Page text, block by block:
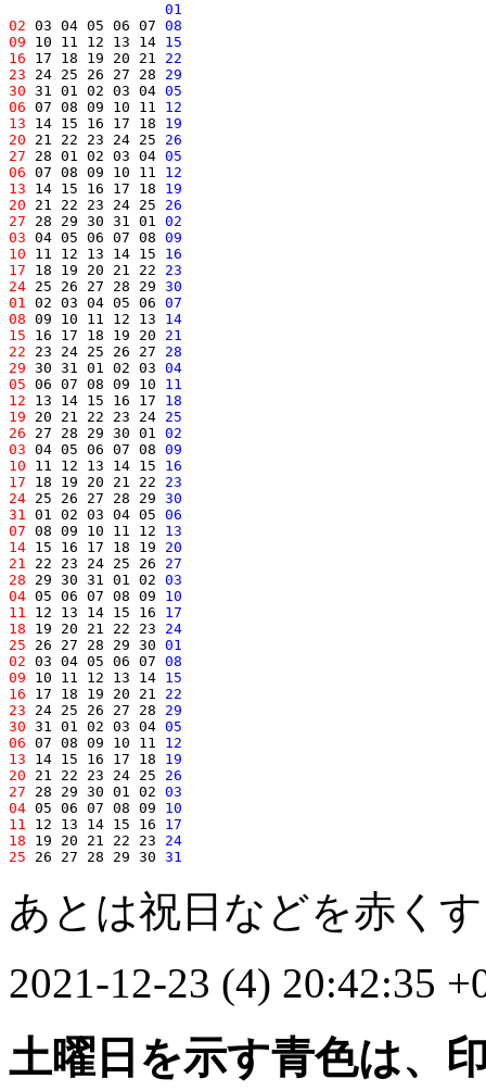
01
02 03 04 05 06 07 08
09 10 11 12 13 14 15
16 17 18 19 20 21 22
23 24 25 26 27 28 29
30 31 01 02 03 04 05
06 07 08 09 10 11 12
13 14 15 16 17 18 19
20 21 22 23 24 25 26
27 28 01 02 03 04 05
06 07 08 09 10 11 12
13 14 15 16 17 18 19
20 21 22 23 24 25 26
27 28 29 30 31 01 02
03 04 05 06 07 08 09
10 11 12 13 14 15 16
17 18 19 20 21 22 23
24 25 26 27 28 29 30
01 02 03 04 05 06 07
08 09 10 11 12 13 14
15 16 17 18 19 20 21
22 23 24 25 26 27 28
29 30 31 01 02 03 04
05 06 07 08 09 10 11
12 13 14 15 16 17 18
19 20 21 22 23 24 25
26 27 28 29 30 01 02
03 04 05 06 07 08 09
10 11 12 13 14 15 16
17 18 19 20 21 22 23
24 25 26 27 28 29 30
31 01 02 03 04 05 06
07 08 09 10 11 12 13
14 15 16 17 18 19 20
21 22 23 24 25 26 27
28 29 30 31 01 02 03
04 05 06 07 08 09 10
11 12 13 14 15 16 17
18 19 20 21 22 23 24
25 26 27 28 29 30 01
02 03 04 05 06 07 08
09 10 11 12 13 14 15
16 17 18 19 20 21 22
23 24 25 26 27 28 29
30 31 01 02 03 04 05
06 07 08 09 10 11 12
13 14 15 16 17 18 19
20 21 22 23 24 25 26
27 28 29 30 01 02 03
04 05 06 07 08 09 10
11 12 13 14 15 16 17
18 19 20 21 22 23 24
25 26 27 28 29 30 31
あとは祝日などを赤く
2021-12-23 (4) 20:42:35
土曜日を示す青色は、